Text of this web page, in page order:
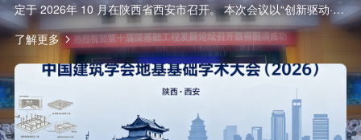
定于 2026年 10 月在陕西省西安市召开。 本次会议以“创新驱动·智
能赋能·韧性发展——推动岩土工程高质量转型”为主题，旨在搭建
我国建筑地基基础工程领域教学、科研与工程实践的交流平台，期
待全国各地的专家学者相聚一堂，聚焦行业技术前沿与热点难点问
题，分享最新研究成果与工程实践经验，推动理论创新与产业升
级。共同促进我国建筑地基基础工程的理论创新和技术进步。
了解更多